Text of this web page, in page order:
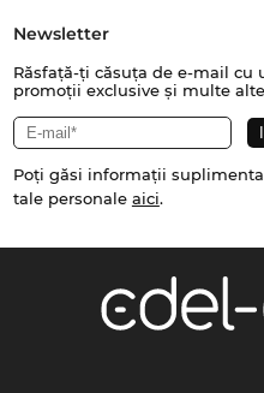
Newsletter
Răsfață-ți căsuța de e-mail cu
promoții exclusive și multe
Poți găsi informații
tale personale aici.